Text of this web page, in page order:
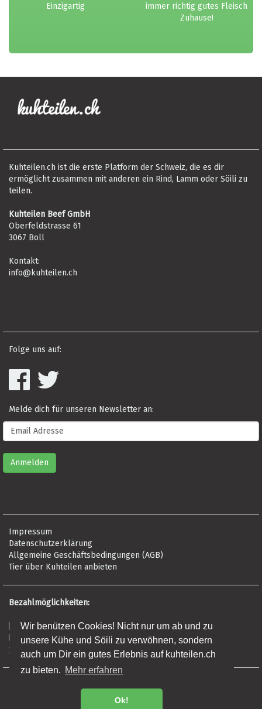
Wir benützen Cookies! Nicht nur um ab und zu
unsere Kühe und Söili zu verwöhnen, sondern
auch um Dir ein gutes Erlebnis auf kuhteilen.ch
zu bieten. Mehr erfahren
Ok!
Einzigartig
immer richtig gutes Fleisch
Zuhause!
Kuhteilen.ch ist die erste Platform der Schweiz, die es dir
ermöglicht zusammen mit anderen ein Rind, Lamm oder Söili zu
teilen.
Kuhteilen Beef GmbH
Oberfeldstrasse 61
3067 Boll
Kontakt:
info@kuhteilen.ch
Folge uns auf:
Melde dich für unseren Newsletter an:
Impressum
Datenschutzerklärung
Allgemeine Geschäftsbedingungen (AGB)
Tier über Kuhteilen anbieten
Bezahlmöglichkeiten:
Risikofrei per Rechnung
Kreditkarte (Visa, Mastercard, Amex)
Banküberweisung (Frist: 5 Tage)